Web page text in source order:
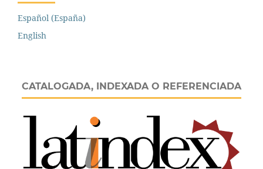
Español (España)
English
CATALOGADA, INDEXADA O REFERENCIADA